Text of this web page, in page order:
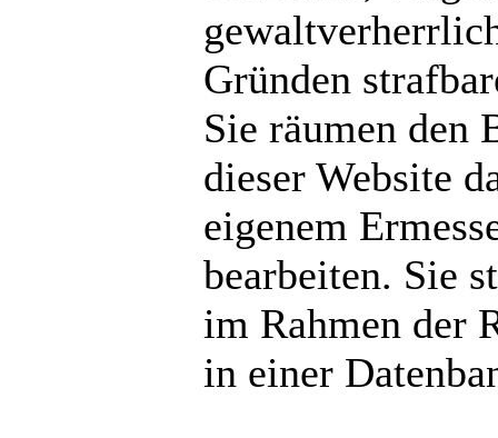
Gründen
Sie räumen den
dieser Website
eigenem
bearbeiten. Sie
im Rahmen der
in einer